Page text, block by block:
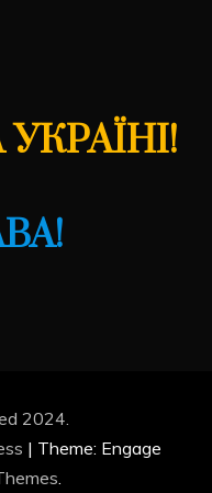
2024.
| Theme: Engage